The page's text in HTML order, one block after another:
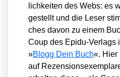
lich­kei­ten des Webs: es
ge­stellt und die Leser
ches davon zu einem
Coup des Epi­du-Ver­lags
»Blogg Dein Buch«. Hier
auf